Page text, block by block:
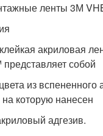
ленты 3М
акриловая
собой
из вспененного
которую нанесен
адгезив.